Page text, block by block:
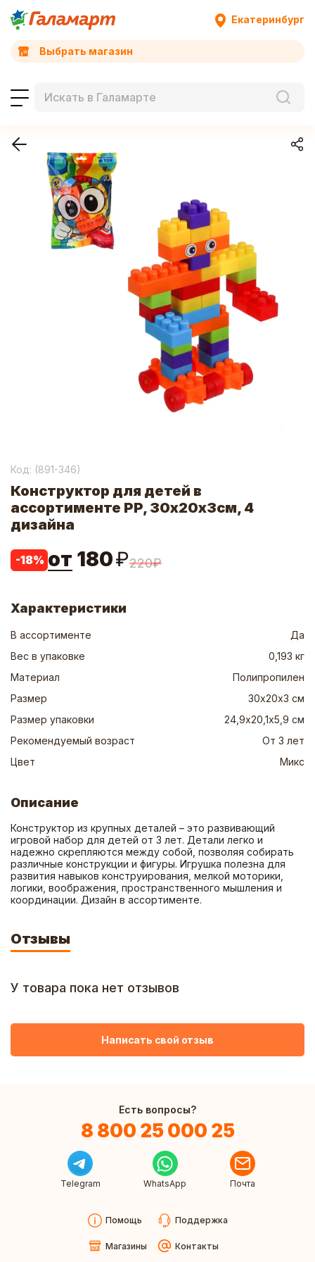
Екатеринбург
Выбрать магазин
Код: (891-346)
Конструктор для детей в
ассортименте PP, 30х20x3см, 4
дизайна
-18% от 180₽220₽
Характеристики
В ассортименте
Да
Вес в упаковке
0,193 кг
Материал
Полипропилен
Размер
30х20x3 см
Размер упаковки
24,9х20,1х5,9 см
Рекомендуемый возраст
От 3 лет
Цвет
Микс
Описание
Конструктор из крупных деталей – это развивающий
игровой набор для детей от 3 лет. Детали легко и
надежно скрепляются между собой, позволяя собирать
различные конструкции и фигуры. Игрушка полезна для
развития навыков конструирования, мелкой моторики,
логики, воображения, пространственного мышления и
координации. Дизайн в ассортименте.
Отзывы
У товара пока нет отзывов
Написать свой отзыв
Есть вопросы?
8 800 25 000 25
Telegram WhatsApp Почта
Помощь Поддержка
Магазины Контакты